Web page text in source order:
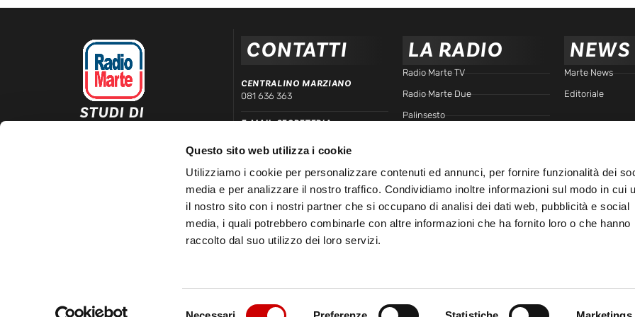
Questo sito web utilizza i cookie
Utilizziamo i cookie per personalizzare contenuti ed annunci, per fornire funzionalità dei
media e per analizzare il nostro traffico. Condividiamo inoltre informazioni sul modo in cui
il nostro sito con i nostri partner che si occupano di analisi dei dati web, pubblicità e social
media, i quali potrebbero combinarle con altre informazioni che ha fornito loro o che hanno
raccolto dal suo utilizzo dei loro servizi.
STUDI DI
Via Comunale Tavernola, 166/b
CONTATTI
CENTRALINO MARZIANO
081 636 363
E-MAIL SEGRETERIA
339 666 99 90
LINEA COMMERCIALE
LA RADIO
Radio Marte TV
Radio Marte Due
Palinsesto
Podcast - Brain Station
Podcast - Gente di Marte
Marte Replay
NEWS
Marte News
Editoriale
© 2025 Radio Marte S.r.l | P.IVA 03481150633 – REA 334845